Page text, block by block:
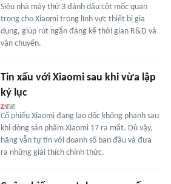
Siêu nhà máy thứ 3 đánh dấu cột mốc quan
trọng cho Xiaomi trong lĩnh vực thiết bị gia
dụng, giúp rút ngắn đáng kể thời gian R&D và
vận chuyển.
Tin xấu với Xiaomi sau khi vừa lập
kỷ lục
Cổ phiếu Xiaomi đang lao dốc không phanh sau
khi dòng sản phẩm Xiaomi 17 ra mắt. Dù vậy,
hãng vẫn tự tin với doanh số ban đầu và đưa
ra những giải thích chính thức.